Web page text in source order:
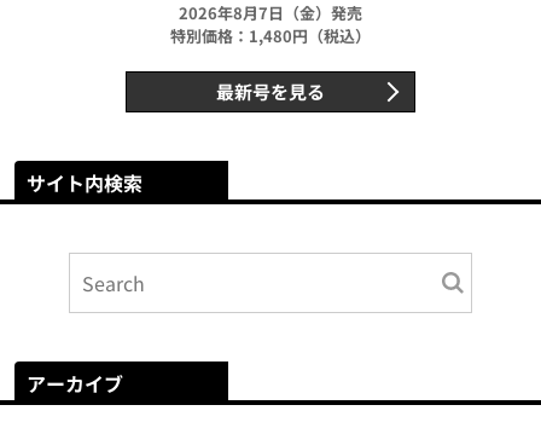
2026年8月7日（金）発売
特別価格：1,480円（税込）
最新号を見る
サイト内検索
アーカイブ